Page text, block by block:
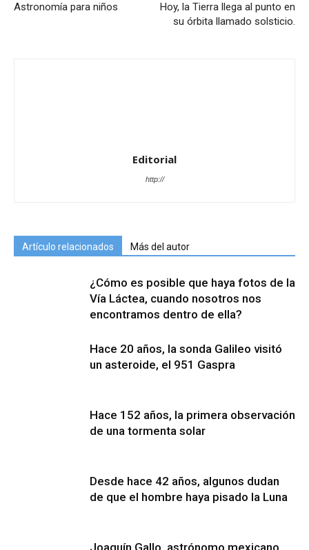
Astronomía para niños
Hoy, la Tierra llega al punto en
su órbita llamado solsticio.
Editorial
http://
Artículo relacionados Más del autor
¿Cómo es posible que haya fotos de la
Vía Láctea, cuando nosotros nos
encontramos dentro de ella?
Hace 20 años, la sonda Galileo visitó
un asteroide, el 951 Gaspra
Hace 152 años, la primera observación
de una tormenta solar
Desde hace 42 años, algunos dudan
de que el hombre haya pisado la Luna
Joaquín Gallo, astrónomo mexicano